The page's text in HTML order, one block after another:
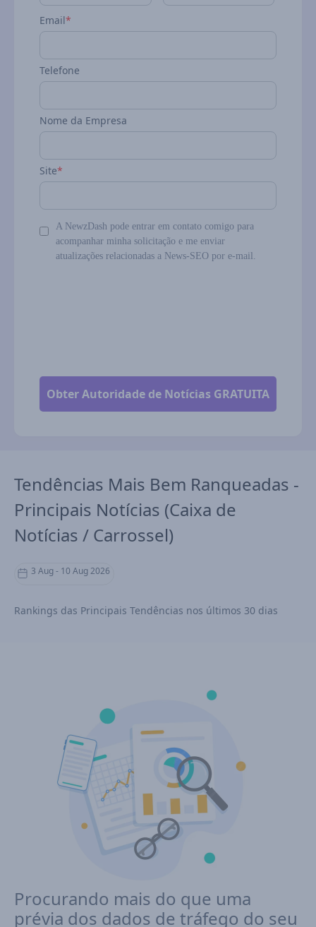
Email*
Telefone
Nome da Empresa
Site*
A NewzDash pode entrar em contato comigo para
acompanhar minha solicitação e me enviar
atualizações relacionadas a News-SEO por e-mail.
Tendências Mais Bem Ranqueadas -
Principais Notícias (Caixa de
Notícias / Carrossel)
3 Aug - 10 Aug 2026
Rankings das Principais Tendências nos últimos 30 dias
Procurando mais do que uma
prévia dos dados de tráfego do seu